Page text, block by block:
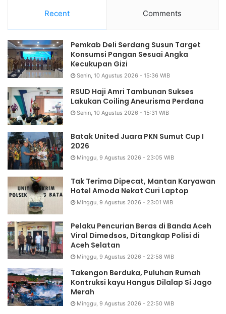
Recent Comments
Pemkab Deli Serdang Susun Target
Konsumsi Pangan Sesuai Angka
Kecukupan Gizi
Senin, 10 Agustus 2026 - 15:36 WIB
RSUD Haji Amri Tambunan Sukses
Lakukan Coiling Aneurisma Perdana
Senin, 10 Agustus 2026 - 15:31 WIB
Batak United Juara PKN Sumut Cup I
2026
Minggu, 9 Agustus 2026 - 23:05 WIB
Tak Terima Dipecat, Mantan Karyawan
Hotel Amoda Nekat Curi Laptop
Minggu, 9 Agustus 2026 - 23:01 WIB
Pelaku Pencurian Beras di Banda Aceh
Viral Dimedsos, Ditangkap Polisi di
Aceh Selatan
Minggu, 9 Agustus 2026 - 22:58 WIB
Takengon Berduka, Puluhan Rumah
Kontruksi kayu Hangus Dilalap Si Jago
Merah
Minggu, 9 Agustus 2026 - 22:50 WIB